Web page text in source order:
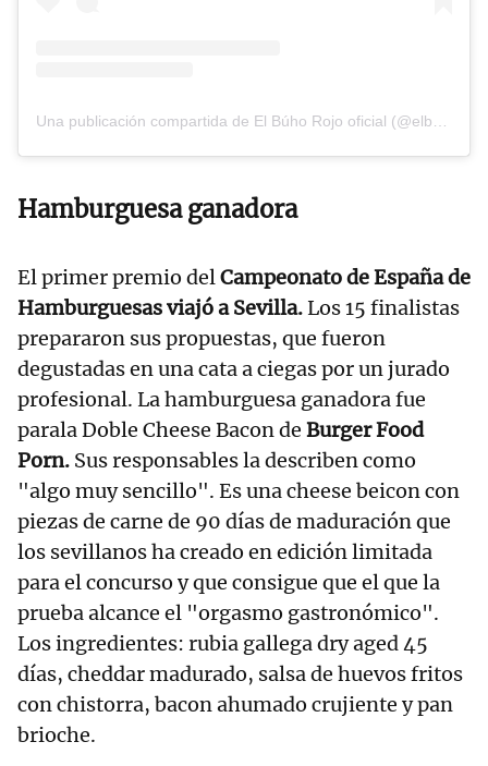
Hamburguesa ganadora
El primer premio delCampeonato de España de
Hamburguesas viajó a Sevilla.Los 15 finalistas
prepararon sus propuestas, que fueron
degustadas en una cata a ciegas por un jurado
profesional. La hamburguesa ganadora fue
parala Doble Cheese Bacon de Burger Food
Porn. Sus responsables la describen como
"algo muy sencillo". Es una cheese beicon con
piezas de carne de 90 días de maduración que
los sevillanos ha creado en edición limitada
para el concurso y que consigue que el que la
prueba alcance el "orgasmo gastronómico".
Los ingredientes: rubia gallega dry aged 45
días, cheddar madurado, salsa de huevos fritos
con chistorra, bacon ahumado crujiente y pan
brioche.